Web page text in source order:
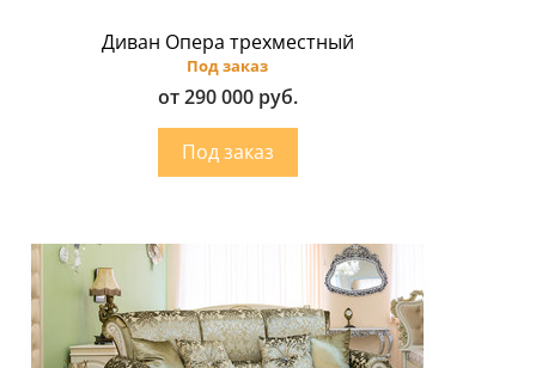
Диван Опера трехместный
Под заказ
от 290 000 руб.